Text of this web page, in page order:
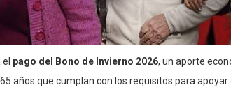
el pago del Bono de Invierno 2026, un aporte
años que cumplan con los requisitos para